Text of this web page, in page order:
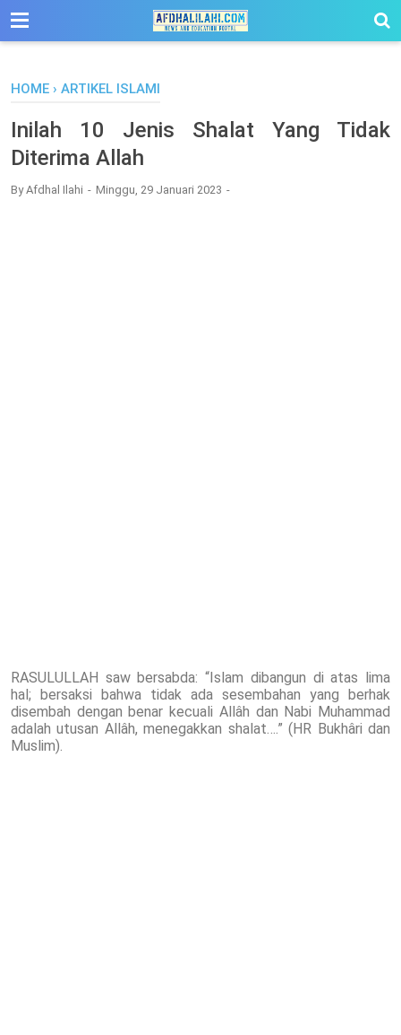
-->
HOME › ARTIKEL ISLAMI
Inilah 10 Jenis Shalat Yang Tidak
Diterima Allah
ByAfdhal Ilahi Minggu, 29 Januari 2023
RASULULLAH saw bersabda: “Islam dibangun di atas lima
hal; bersaksi bahwa tidak ada sesembahan yang berhak
disembah dengan benar kecuali Allâh dan Nabi Muhammad
adalah utusan Allâh, menegakkan shalat….” (HR Bukhâri dan
Muslim).